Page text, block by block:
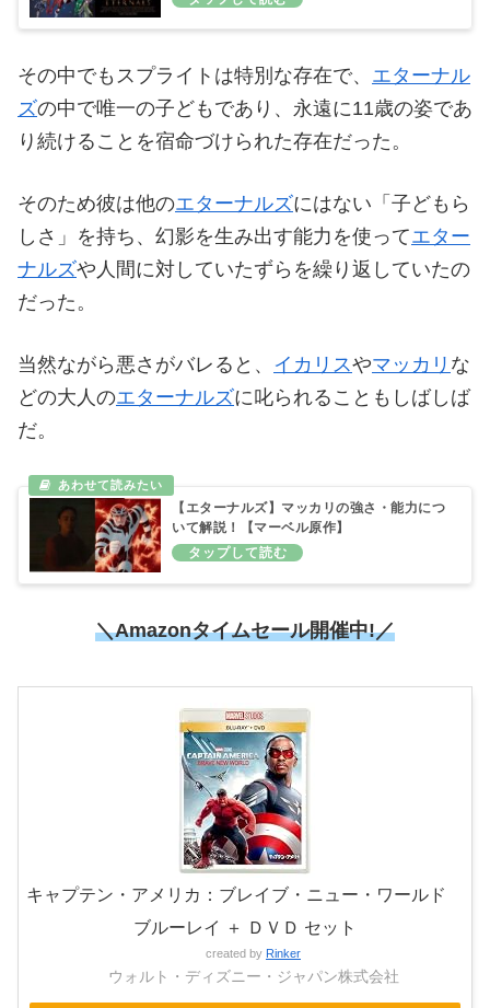
その中でもスプライトは特別な存在で、 エターナル
ズの中で唯一の子どもであり、永遠に11歳の姿であ
り続けることを宿命づけられた存在だった。
そのため彼は他のエターナルズにはない「子どもら
しさ」を持ち、幻影を生み出す能力を使ってエター
ナルズや人間に対していたずらを繰り返していたの
だった。
当然ながら悪さがバレると、 イカリスやマッカリ な
どの大人のエターナルズに叱られることもしばしば
だ。
【エターナルズ】マッカリの強さ・能力につ
いて解説！【マーベル原作】
＼Amazonタイムセール開催中!／
キャプテン・アメリカ：ブレイブ・ニュー・ワールド
ブルーレイ ＋ ＤＶＤ セット
created by Rinker
ウォルト・ディズニー・ジャパン株式会社